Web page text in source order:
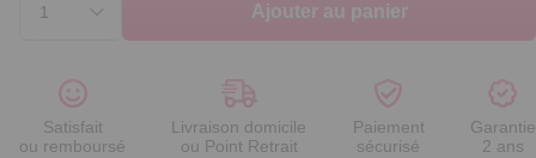
Ajouter au panier
Satisfait
ou remboursé
Livraison domicile
ou Point Retrait
Paiement
sécurisé
Garantie
2 ans